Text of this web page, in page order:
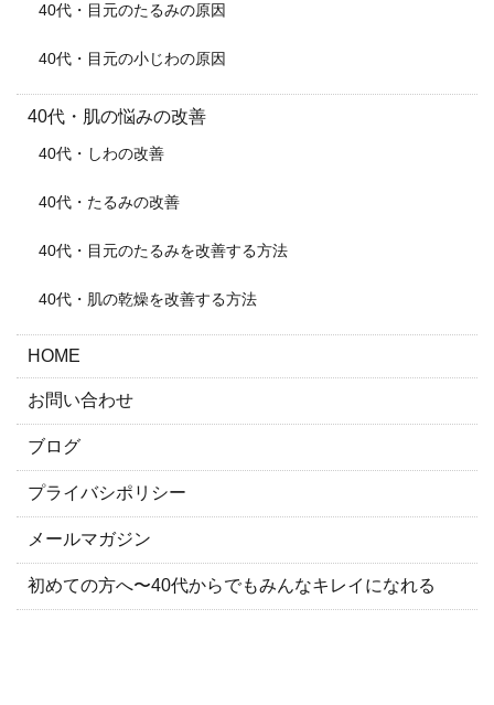
40代・目元のたるみの原因
40代・目元の小じわの原因
40代・肌の悩みの改善
40代・しわの改善
40代・たるみの改善
40代・目元のたるみを改善する方法
40代・肌の乾燥を改善する方法
HOME
お問い合わせ
ブログ
プライバシポリシー
メールマガジン
初めての方へ〜40代からでもみんなキレイになれる